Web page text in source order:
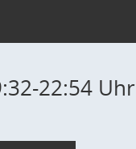
22:54 Uhr